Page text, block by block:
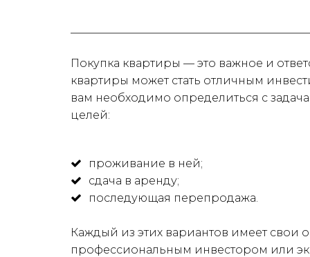
Покупка квартиры — это важное и
квартиры может стать отличным
вам необходимо определиться с
целей:
проживание в ней;
сдача в аренду;
последующая перепродажа.
Каждый из этих вариантов имеет свои
профессиональным инвестором или